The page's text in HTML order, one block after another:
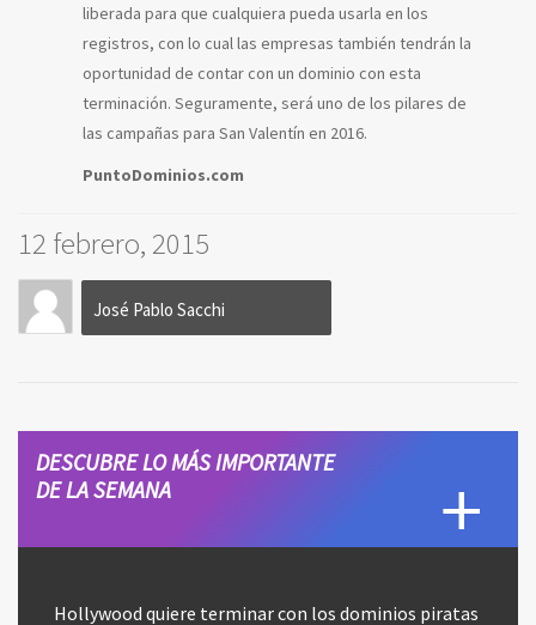
liberada para que cualquiera pueda usarla en los
registros, con lo cual las empresas también tendrán la
oportunidad de contar con un dominio con esta
terminación. Seguramente, será uno de los pilares de
las campañas para San Valentín en 2016.
PuntoDominios.com
12 febrero, 2015
José Pablo Sacchi
DESCUBRE LO MÁS IMPORTANTE
DE LA SEMANA
Hollywood quiere terminar con los dominios piratas